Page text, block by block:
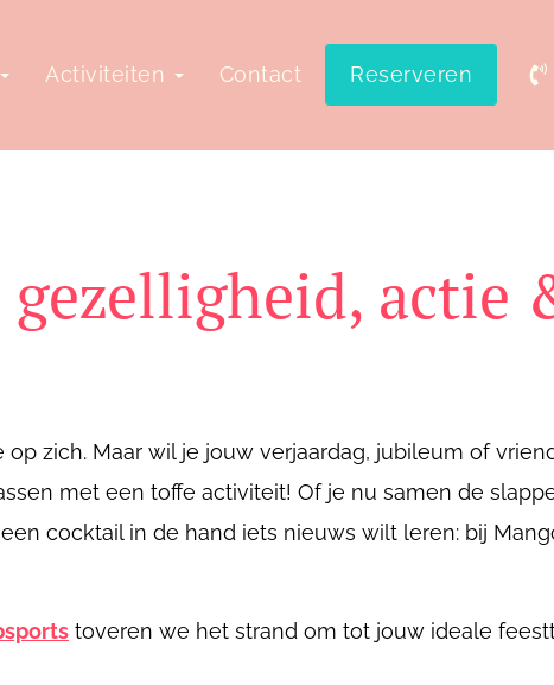
Activiteiten Contact Reserveren
actie
zich. Maar wil je jouw verjaardag, jubileum of
met een toffe activiteit! Of je nu samen de
cocktail in de hand iets nieuws wilt leren: bij
toveren we het strand om tot jouw ideale